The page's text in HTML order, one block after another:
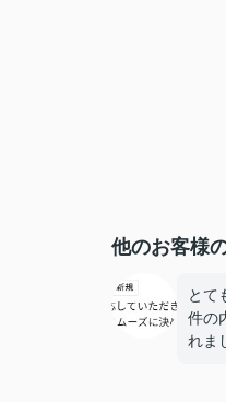
他のお客様
とて
件の
れま